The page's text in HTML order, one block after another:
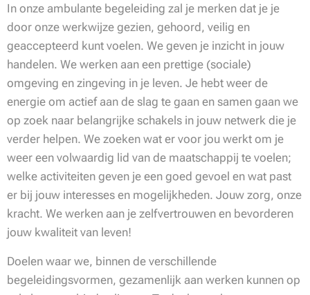
In onze ambulante begeleiding zal je merken dat je je
door onze werkwijze gezien, gehoord, veilig en
geaccepteerd kunt voelen. We geven je inzicht in jouw
handelen. We werken aan een prettige (sociale)
omgeving en zingeving in je leven. Je hebt weer de
energie om actief aan de slag te gaan en samen gaan we
op zoek naar belangrijke schakels in jouw netwerk die je
verder helpen. We zoeken wat er voor jou werkt om je
weer een volwaardig lid van de maatschappij te voelen;
welke activiteiten geven je een goed gevoel en wat past
er bij jouw interesses en mogelijkheden. Jouw zorg, onze
kracht. We werken aan je zelfvertrouwen en bevorderen
jouw kwaliteit van leven!
Doelen waar we, binnen de verschillende
begeleidingsvormen, gezamenlijk aan werken kunnen op